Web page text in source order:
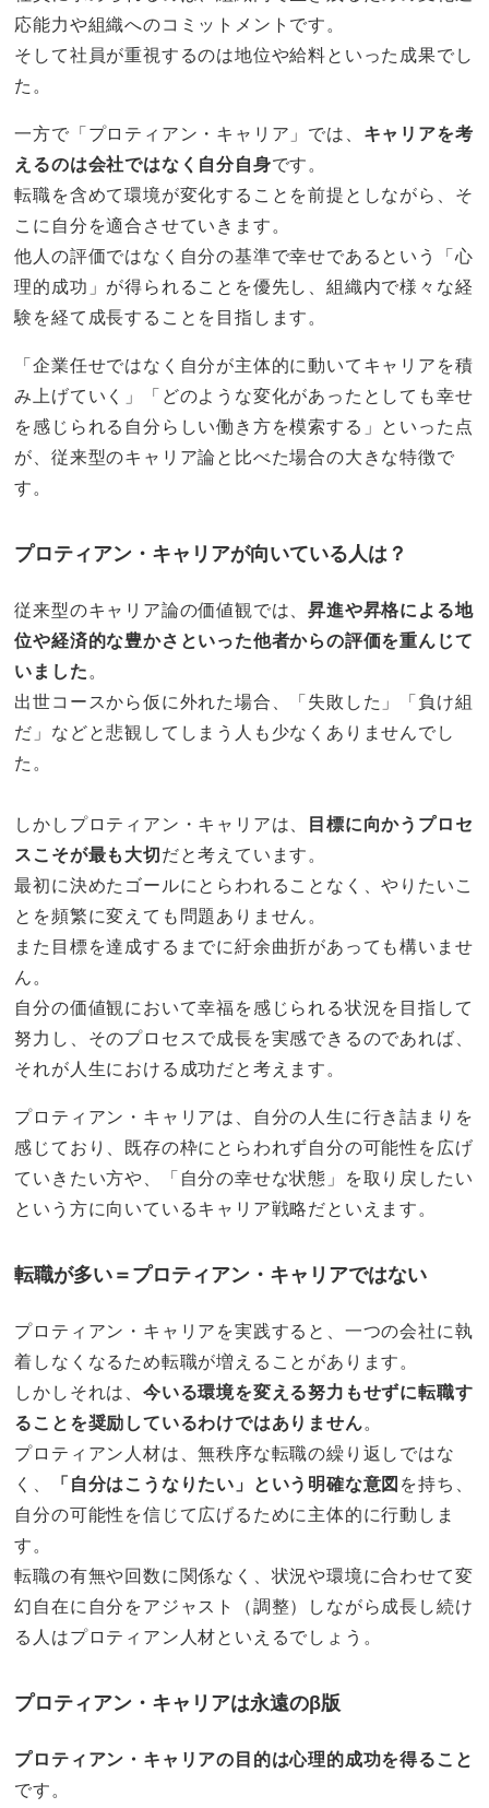
応能力や組織へのコミットメントです。
そして社員が重視するのは地位や給料といった成果でし
た。
一方で「プロティアン・キャリア」では、 キャリアを考
えるのは会社ではなく自分自身です。
転職を含めて環境が変化することを前提としながら、そ
こに自分を適合させていきます。
他人の評価ではなく自分の基準で幸せであるという「心
理的成功」が得られることを優先し、組織内で様々な経
験を経て成長することを目指します。
「企業任せではなく自分が主体的に動いてキャリアを積
み上げていく」「どのような変化があったとしても幸せ
を感じられる自分らしい働き方を模索する」といった点
が、従来型のキャリア論と比べた場合の大きな特徴で
す。
プロティアン・キャリアが向いている人は？
従来型のキャリア論の価値観では、昇進や昇格による地
位や経済的な豊かさといった他者からの評価を重んじて
いました 。
出世コースから仮に外れた場合、「失敗した」「負け組
だ」などと悲観してしまう人も少なくありませんでし
た。
しかしプロティアン・キャリアは、
目標に向かうプロセ
スこそが最も大切 だと考えています。
最初に決めたゴールにとらわれることなく、やりたいこ
とを頻繁に変えても問題ありません。
また目標を達成するまでに紆余曲折があっても構いませ
ん。
自分の価値観において幸福を感じられる状況を目指して
努力し、そのプロセスで成長を実感できるのであれば、
それが人生における成功だと考えます。
プロティアン・キャリアは、自分の人生に行き詰まりを
感じており、既存の枠にとらわれず自分の可能性を広げ
ていきたい方や、「自分の幸せな状態」を取り戻したい
という方に向いているキャリア戦略だといえます。
転職が多い＝プロティアン・キャリアではない
プロティアン・キャリアを実践すると、一つの会社に執
着しなくなるため転職が増えることがあります。
しかしそれは、今いる環境を変える努力もせずに転職す
ることを奨励しているわけではありません。
プロティアン人材は、無秩序な転職の繰り返しではな
く、
「自分はこうなりたい」という明確な意図 を持ち、
自分の可能性を信じて広げるために主体的に行動しま
す。
転職の有無や回数に関係なく、状況や環境に合わせて変
幻自在に自分をアジャスト（調整）しながら成長し続け
る人はプロティアン人材といえるでしょう。
プロティアン・キャリアは永遠のβ版
プロティアン・キャリアの目的は心理的成功を得ること
です。